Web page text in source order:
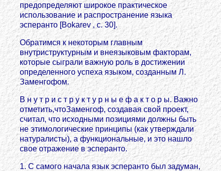
предопределяют широкое практическое
использование и распространение языка
эсперанто [Bokarev , с. 30].
Обратимся к некоторым главным
внутриструктурным и внеязыковым факторам,
которые сыграли важную роль в достижении
определенного успеха языком, созданным Л.
Заменгофом.
В н у т р и с т р у к т у р н ы е ф а к т о р ы. Важно
отметить,чтоЗаменгоф, создавая свой проект,
считал, что исходными позициями должны быть
не этимологические принципы (как утверждали
натуралисты), а функциональные, и это нашло
свое отражение в эсперанто.
1. С самого начала язык эсперанто был задуман,